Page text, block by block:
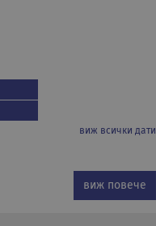
виж всички дати
виж повече